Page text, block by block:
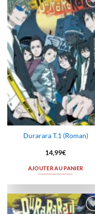
à la
Durarara T.1 (Roman)
14,99€
AJOUTER AU PANIER